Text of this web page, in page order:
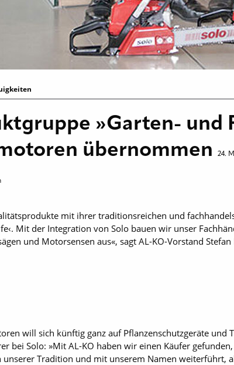
»Garten- und
übernommen
24.
mit ihrer traditionsreichen und
Mit der Integration von Solo bauen wir unser
und Motorsensen aus«, sagt AL-KO-Vorstand Stefan
will sich künftig ganz auf Pflanzenschutzgeräte und
bei Solo: »Mit AL-KO haben wir einen Käufer
unserer Tradition und mit unserem Namen weiterführt,